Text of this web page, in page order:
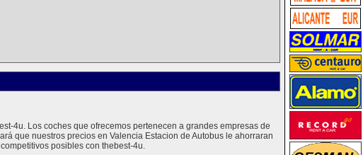
4u. Los coches que ofrecemos pertenecen a grandes empresas de
que nuestros precios en Valencia Estacion de Autobus le ahorraran
posibles con thebest-4u.